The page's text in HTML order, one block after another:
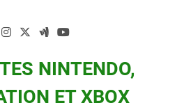
NINTENDO,
ET XBOX